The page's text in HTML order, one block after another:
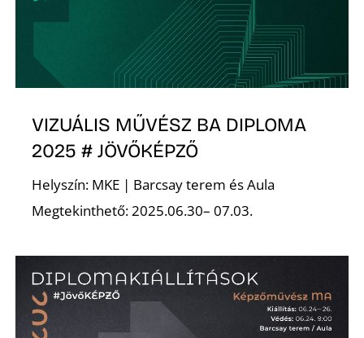
VIZUÁLIS MŰVÉSZ BA DIPLOMA
2025 # JÖVŐKÉPZŐ
Helyszín: MKE | Barcsay terem és Aula
Megtekinthető: 2025.06.30– 07.03.